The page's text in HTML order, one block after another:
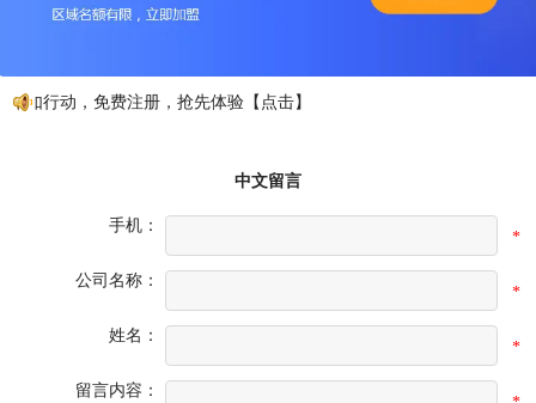
如行动，免费注册，抢先体验【点击】
中文留言
手机：
*
公司名称：
*
姓名：
*
留言内容：